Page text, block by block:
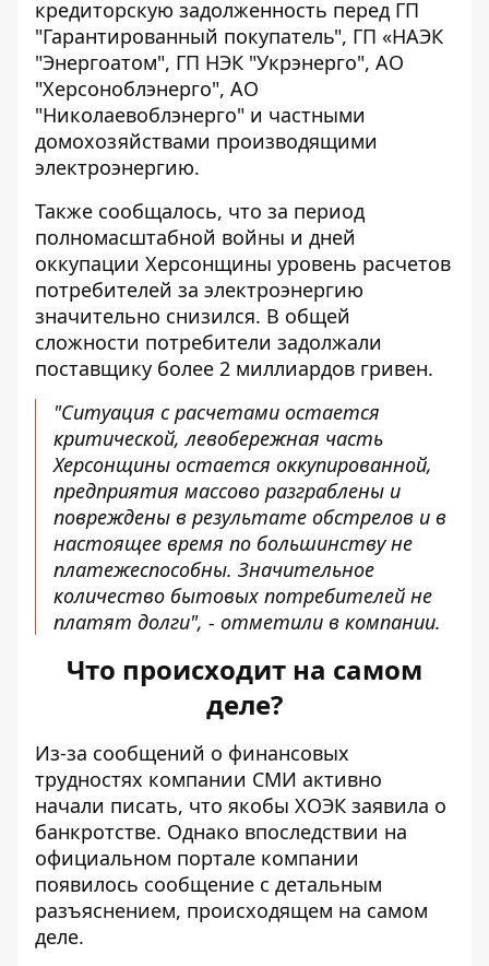
кредиторскую задолженность перед ГП
"Гарантированный покупатель", ГП «НАЭК
"Энергоатом", ГП НЭК "Укрэнерго", АО
"Херсоноблэнерго", АО
"Николаевоблэнерго" и частными
домохозяйствами производящими
электроэнергию.
Также сообщалось, что за период
полномасштабной войны и дней
оккупации Херсонщины уровень расчетов
потребителей за электроэнергию
значительно снизился. В общей
сложности потребители задолжали
поставщику более 2 миллиардов гривен.
"Ситуация с расчетами остается
критической, левобережная часть
Херсонщины остается оккупированной,
предприятия массово разграблены и
повреждены в результате обстрелов и в
настоящее время по большинству не
платежеспособны. Значительное
количество бытовых потребителей не
платят долги", - отметили в компании.
Что происходит на самом
деле?
Из-за сообщений о финансовых
трудностях компании СМИ активно
начали писать, что якобы ХОЭК заявила о
банкротстве. Однако впоследствии на
официальном портале компании
появилось сообщение с детальным
разъяснением, происходящем на самом
деле.